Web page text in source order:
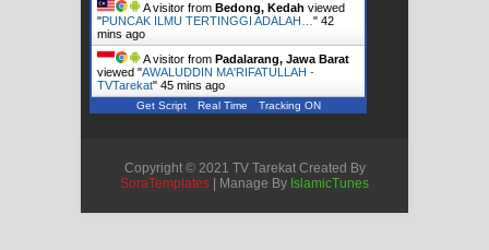
A visitor from Bedong, Kedah viewed
"PUNCAK ILMU TERTINGGI ADALAH… " 42
mins ago
A visitor from Padalarang, Jawa Barat
viewed "AWALUDDIN MA'RIFATULLAH -
TVTarekat" 45 mins ago
Get Script Real Time Tracking ON
Copyright © 2021 TV Tarekat Created By
SoraTemplates | Manage By IslamicTunes